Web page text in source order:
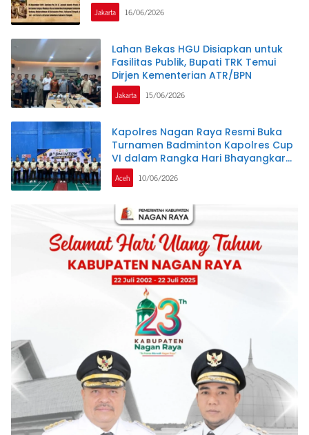
Jakarta 16/06/2026
Lahan Bekas HGU Disiapkan untuk
Fasilitas Publik, Bupati TRK Temui
Dirjen Kementerian ATR/BPN
Jakarta 15/06/2026
Kapolres Nagan Raya Resmi Buka
Turnamen Badminton Kapolres Cup
VI dalam Rangka Hari Bhayangkara
ke-80
Aceh 10/06/2026